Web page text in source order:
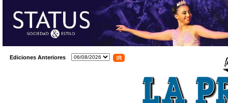
Ediciones Anteriores